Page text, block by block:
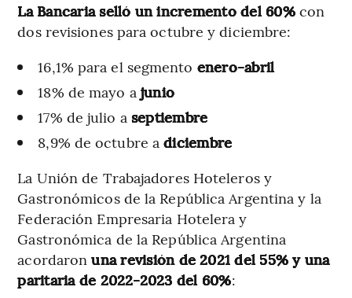
La Bancaria selló un incremento del 60% con
dos revisiones para octubre y diciembre:
16,1% para el segmento enero-abril
18% de mayo a junio
17% de julio a septiembre
8,9% de octubre adiciembre
La Unión de Trabajadores Hoteleros y
Gastronómicos de la República Argentina y la
Federación Empresaria Hotelera y
Gastronómica de la República Argentina
acordaronuna revisión de 2021 del 55% y una
paritaria de 2022-2023 del 60%: